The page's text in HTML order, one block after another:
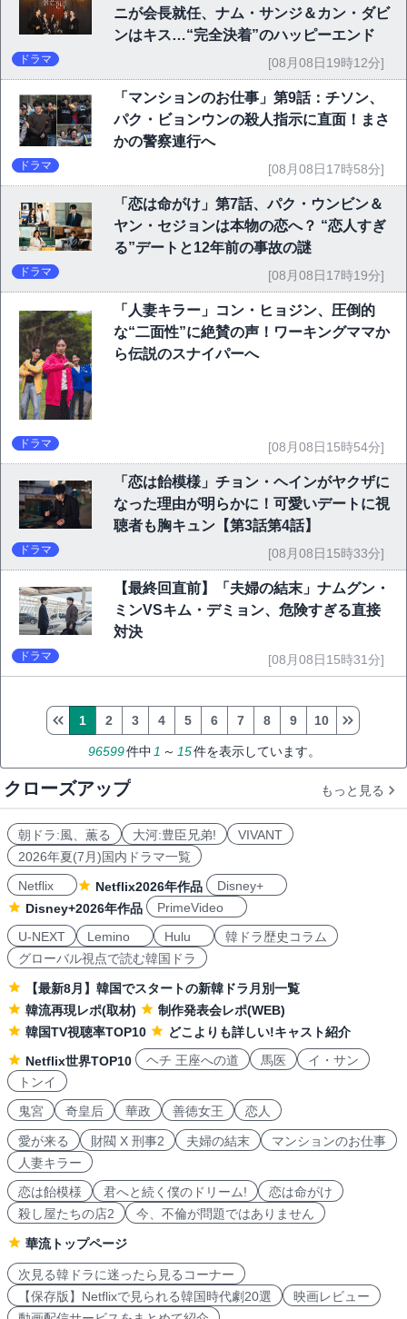
ニが会長就任、ナム・サンジ＆カン・ダビ
ンはキス…“完全決着”のハッピーエンド
ドラマ [08月08日19時12分]
「マンションのお仕事」第9話：チソン、
パク・ビョンウンの殺人指示に直面！まさ
かの警察連行へ
ドラマ [08月08日17時58分]
「恋は命がけ」第7話、パク・ウンビン＆
ヤン・セジョンは本物の恋へ？ “恋人すぎ
る”デートと12年前の事故の謎
ドラマ [08月08日17時19分]
「人妻キラー」コン・ヒョジン、圧倒的
な“二面性”に絶賛の声！ワーキングママか
ら伝説のスナイパーへ
ドラマ [08月08日15時54分]
「恋は飴模様」チョン・ヘインがヤクザに
なった理由が明らかに！可愛いデートに視
聴者も胸キュン【第3話第4話】
ドラマ [08月08日15時33分]
【最終回直前】「夫婦の結末」ナムグン・
ミンVSキム・デミョン、危険すぎる直接
対決
ドラマ [08月08日15時31分]
96599件中 1 ～ 15件を表示しています。
1 2 3 4 5 6 7 8 9 10
クローズアップ もっと見る
朝ドラ:風、薫る 大河:豊臣兄弟!
VIVANT
2026年夏(7月)国内ドラマ一覧
Netflix
Netflix2026年作品
Disney+
Disney+2026年作品
PrimeVideo
U-NEXT
Lemino Hulu
韓ドラ歴史コラム
グローバル視点で読む韓国ドラ
【最新8月】韓国でスタートの新韓ドラ月別一覧
韓流再現レポ(取材)
制作発表会レポ(WEB)
韓国TV視聴率TOP10
どこよりも詳しい!キャスト紹介
Netflix世界TOP10
ヘチ 王座への道 馬医
イ・サン
トンイ
鬼宮
奇皇后 華政 善徳女王 恋人
愛が来る 財閥 X 刑事2 夫婦の結末
マンションのお仕事
人妻キラー
恋は飴模様
君へと続く僕のドリーム!
恋は命がけ
殺し屋たちの店2
今、不倫が問題ではありません
華流トップページ
次見る韓ドラに迷ったら見るコーナー
【保存版】Netflixで見られる韓国時代劇20選
映画レビュー